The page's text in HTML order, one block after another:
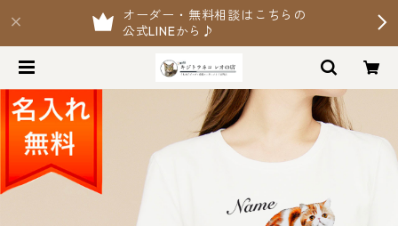
オーダー・無料相談はこちらの
公式LINEから♪